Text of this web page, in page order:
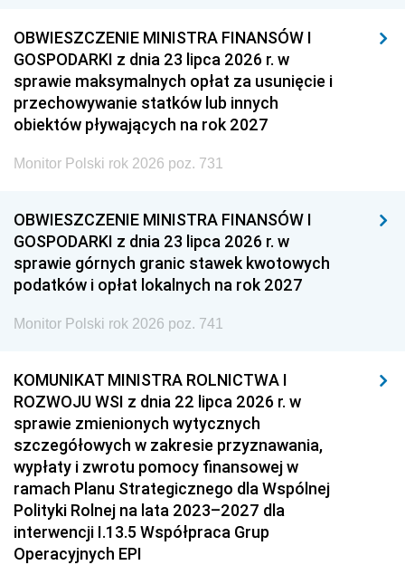
OBWIESZCZENIE MINISTRA FINANSÓW I
GOSPODARKI z dnia 23 lipca 2026 r. w
sprawie maksymalnych opłat za usunięcie i
przechowywanie statków lub innych
obiektów pływających na rok 2027
Monitor Polski rok 2026 poz. 731
OBWIESZCZENIE MINISTRA FINANSÓW I
GOSPODARKI z dnia 23 lipca 2026 r. w
sprawie górnych granic stawek kwotowych
podatków i opłat lokalnych na rok 2027
Monitor Polski rok 2026 poz. 741
KOMUNIKAT MINISTRA ROLNICTWA I
ROZWOJU WSI z dnia 22 lipca 2026 r. w
sprawie zmienionych wytycznych
szczegółowych w zakresie przyznawania,
wypłaty i zwrotu pomocy finansowej w
ramach Planu Strategicznego dla Wspólnej
Polityki Rolnej na lata 2023–2027 dla
interwencji I.13.5 Współpraca Grup
Operacyjnych EPI